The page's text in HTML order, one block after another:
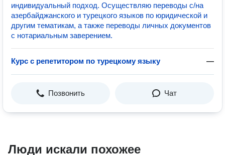
индивидуальный подход. Осуществляю переводы с/на
азербайджанского и турецкого языков по юридической и
другим тематикам, а также переводы личных документов
с нотариальным заверением.
Курс с репетитором по турецкому языку —
Позвонить Чат
Люди искали похожее